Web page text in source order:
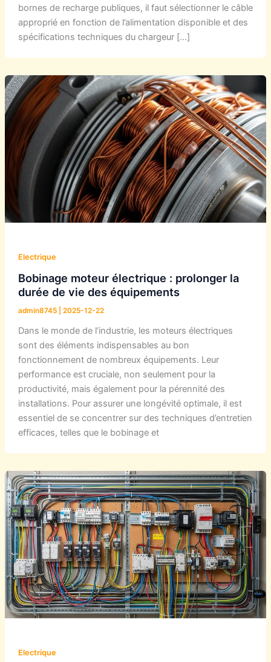
bornes de recharge publiques, il faut sélectionner le câble
approprié en fonction de l’alimentation disponible et des
spécifications techniques du chargeur […]
Electrique
Bobinage moteur électrique : prolonger la
durée de vie des équipements
admin8745 2025-12-22
Dans le monde de l’industrie, les moteurs électriques
sont des éléments indispensables au bon
fonctionnement de nombreux équipements. Leur
performance est cruciale, non seulement pour la
productivité, mais également pour la pérennité des
installations. Pour assurer une longévité optimale, il est
essentiel de se concentrer sur des techniques d’entretien
efficaces, telles que le bobinage et
Electrique